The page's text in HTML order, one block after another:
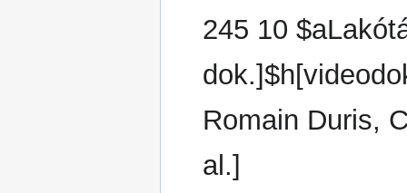
245 10
Romain Duris,
al.]